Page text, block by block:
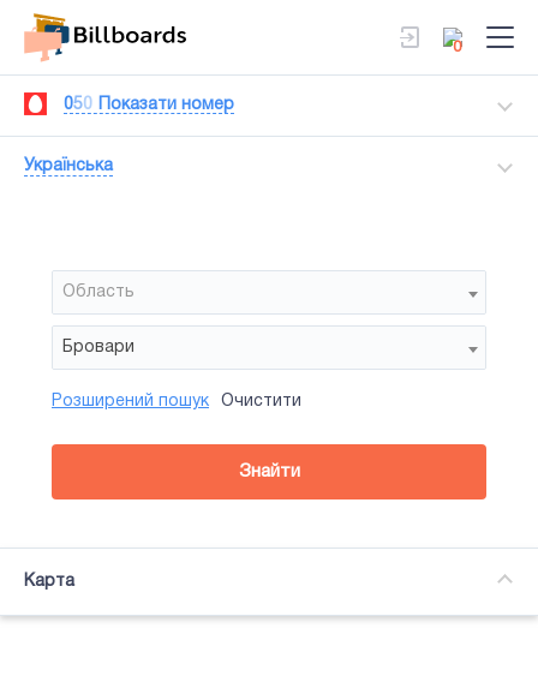
0
050 Показати номер
Українська
Область
Бровари
Район
Сторона
Усi
Підсвітка
Розширений пошук Очистити
Знайти
Карта